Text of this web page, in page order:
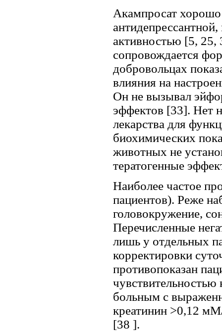
Акампросат
активностью [5, 25,
сопровождается
добровольцах
влияния на
Он не вызывал
эффектов [33]. Нет
лекарства для
биохимических
животных не
тератогенные
Наиболее частое
пациентов). Реже
головокружение,
Перечисленные
лишь у отдельных
корректировки
противопоказан
больным с
креатинин >0,12
[38 ].